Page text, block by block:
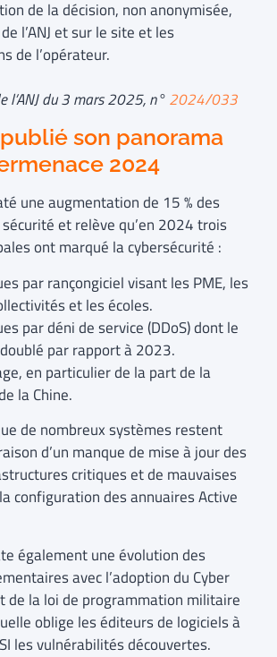
de la décision, non anonymisée,
l’ANJ et sur le site et les
de l’opérateur.
l’ANJ du 3 mars 2025, n°2024/033
publié son panorama
2024
une augmentation de 15 % des
et relève qu’en 2024 trois
ont marqué la cybersécurité :
par rançongiciel visant les PME, les
et les écoles.
par déni de service (DDoS) dont le
par rapport à 2023.
en particulier de la part de la
la Chine.
de nombreux systèmes restent
d’un manque de mise à jour des
critiques et de mauvaises
configuration des annuaires Active
également une évolution des
avec l’adoption du Cyber
de la loi de programmation militaire
oblige les éditeurs de logiciels à
les vulnérabilités découvertes.